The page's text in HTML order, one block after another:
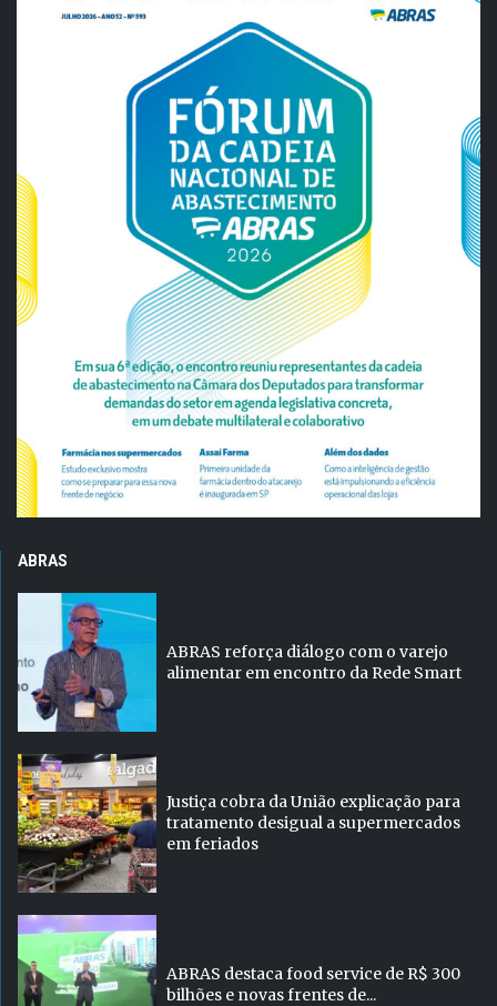
ABRAS
ABRAS reforça diálogo com o varejo
alimentar em encontro da Rede Smart
Justiça cobra da União explicação para
tratamento desigual a supermercados
em feriados
ABRAS destaca food service de R$ 300
bilhões e novas frentes de...